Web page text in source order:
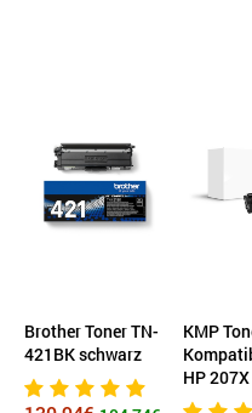
Brother Toner TN-
421BK schwarz
KMP
HP